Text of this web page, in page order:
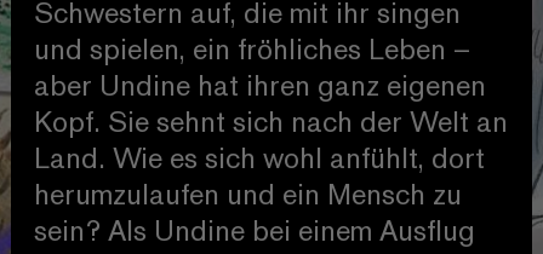
Schwestern auf, die mit ihr singen
und spielen, ein fröhliches Leben –
aber Undine hat ihren ganz eigenen
Kopf. Sie sehnt sich nach der Welt an
Land. Wie es sich wohl anfühlt, dort
herumzulaufen und ein Mensch zu
sein? Als Undine bei einem Ausflug